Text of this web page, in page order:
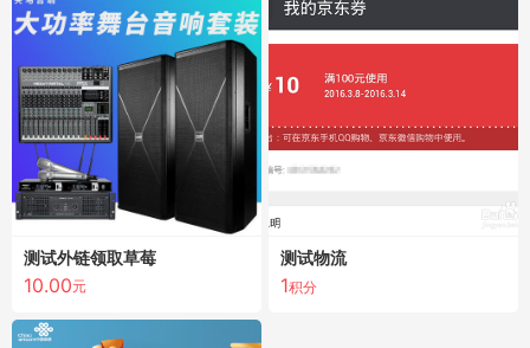
测试外链领取草莓
10.00元
测试物流
1积分